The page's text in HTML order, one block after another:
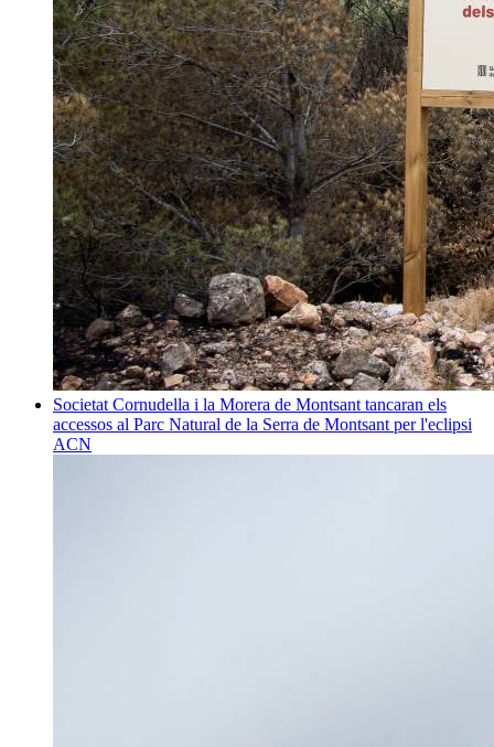
Societat Cornudella i la Morera de Montsant tancaran els
accessos al Parc Natural de la Serra de Montsant per l'eclipsi
ACN